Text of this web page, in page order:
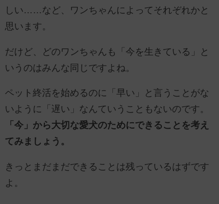
しい……など、ワンちゃんによってそれぞれかと
思います。
だけど、どのワンちゃんも「今を生きている」と
いうのはみんな同じですよね。
ペット終活を始めるのに「早い」と言うことがな
いように「遅い」なんていうこともないのです。
「今」から大切な愛犬のためにできることを考え
てみましょう。
きっとまだまだできることは残っているはずです
よ。